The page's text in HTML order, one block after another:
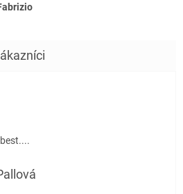
je 5 z 5 hviezdičiek.
je 5 z 5 hviezdičiek.